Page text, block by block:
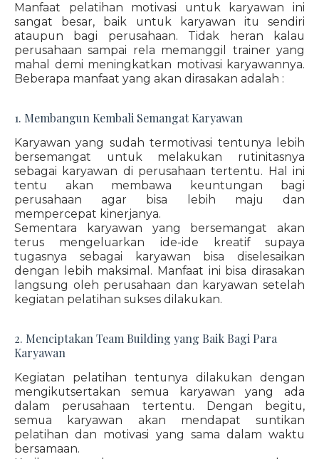
Manfaat pelatihan motivasi untuk karyawan ini
sangat besar, baik untuk karyawan itu sendiri
ataupun bagi perusahaan. Tidak heran kalau
perusahaan sampai rela memanggil trainer yang
mahal demi meningkatkan motivasi karyawannya.
Beberapa manfaat yang akan dirasakan adalah :
1. Membangun Kembali Semangat Karyawan
Karyawan yang sudah termotivasi tentunya lebih
bersemangat untuk melakukan rutinitasnya
sebagai karyawan di perusahaan tertentu. Hal ini
tentu akan membawa keuntungan bagi
perusahaan agar bisa lebih maju dan
mempercepat kinerjanya.
Sementara karyawan yang bersemangat akan
terus mengeluarkan ide-ide kreatif supaya
tugasnya sebagai karyawan bisa diselesaikan
dengan lebih maksimal. Manfaat ini bisa dirasakan
langsung oleh perusahaan dan karyawan setelah
kegiatan pelatihan sukses dilakukan.
2. Menciptakan Team Building yang Baik Bagi Para
Karyawan
Kegiatan pelatihan tentunya dilakukan dengan
mengikutsertakan semua karyawan yang ada
dalam perusahaan tertentu. Dengan begitu,
semua karyawan akan mendapat suntikan
pelatihan dan motivasi yang sama dalam waktu
bersamaan.